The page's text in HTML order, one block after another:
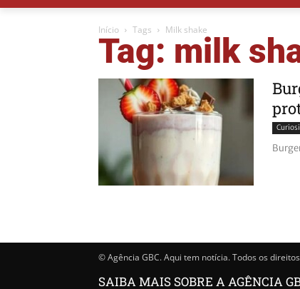
Início Tags Milk shake
Tag: milk
© Agência GBC. Aqui tem notícia. Todos os
SAIBA MAIS SOBRE A AGÊNCIA